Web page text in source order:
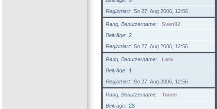
Registriert
So 27. Aug 2006, 12:56
Rang, Benutzername
Sven02
Beiträge
2
Registriert
So 27. Aug 2006, 12:56
Rang, Benutzername
Lara
Beiträge
1
Registriert
So 27. Aug 2006, 12:56
Rang, Benutzername
Tracer
Beiträge
23